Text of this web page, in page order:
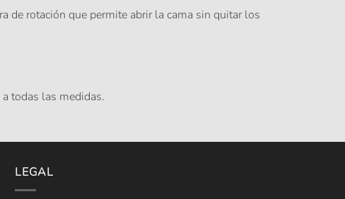
de rotación que permite abrir la cama sin quitar los
todas las medidas.
LEGAL